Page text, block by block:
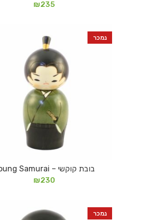
₪235
נמכר
מידע נוסףבובת קוקשי – Young Samurai
₪230
נמכר